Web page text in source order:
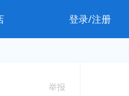
登录/注册
举报